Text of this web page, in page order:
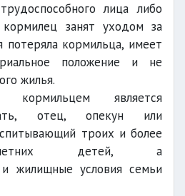
лица либо
занят уходом за
потеряла кормильца, имеет
положение и не
жилья.
кормильцем является
отец, опекун или
троих и более
детей, а
и жилищные условия семьи